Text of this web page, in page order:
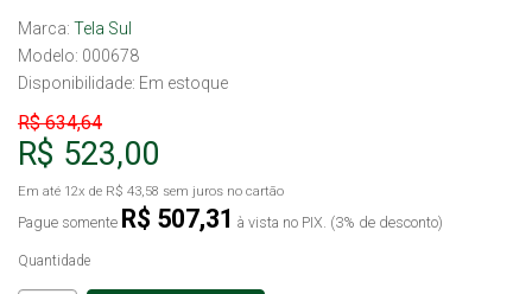
Marca: Tela Sul
Modelo: 000678
Disponibilidade: Em estoque
R$ 634,64
R$ 523,00
Em até 12x de R$ 43,58 sem juros no cartão
Pague somente R$ 507,31 à vista no PIX. (3% de desconto)
Quantidade